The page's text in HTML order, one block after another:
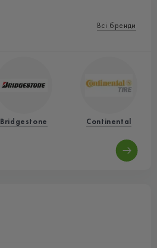
Всі бренди
Bridgestone Continental